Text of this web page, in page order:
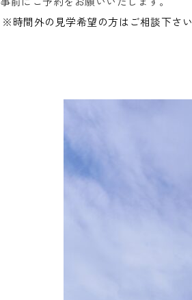
※時間外の見学希望の方はご相談下さい